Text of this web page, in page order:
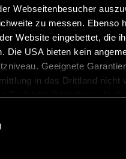
Webseitenbesucher
zu messen. Ebenso
Website eingebettet, die
Die USA bieten kein
Geeignete
in das Drittland nicht
Dienstleister
Weitere